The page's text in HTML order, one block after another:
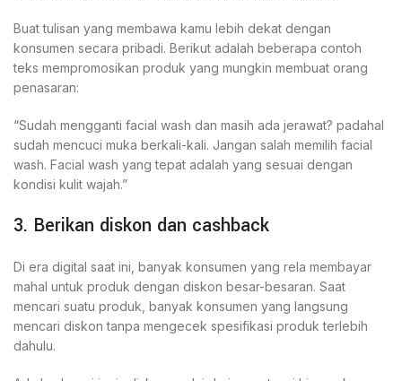
Buat tulisan yang membawa kamu lebih dekat dengan
konsumen secara pribadi. Berikut adalah beberapa contoh
teks mempromosikan produk yang mungkin membuat orang
penasaran:
“Sudah mengganti facial wash dan masih ada jerawat? padahal
sudah mencuci muka berkali-kali. Jangan salah memilih facial
wash. Facial wash yang tepat adalah yang sesuai dengan
kondisi kulit wajah.”
3. Berikan diskon dan cashback
Di era digital saat ini, banyak konsumen yang rela membayar
mahal untuk produk dengan diskon besar-besaran. Saat
mencari suatu produk, banyak konsumen yang langsung
mencari diskon tanpa mengecek spesifikasi produk terlebih
dahulu.